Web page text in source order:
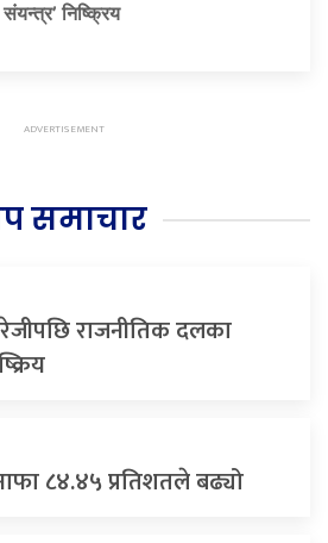
संयन्त्र’ निष्क्रिय
समाचार
राजनीतिक दलका
८४.४५ प्रतिशतले बढ्यो